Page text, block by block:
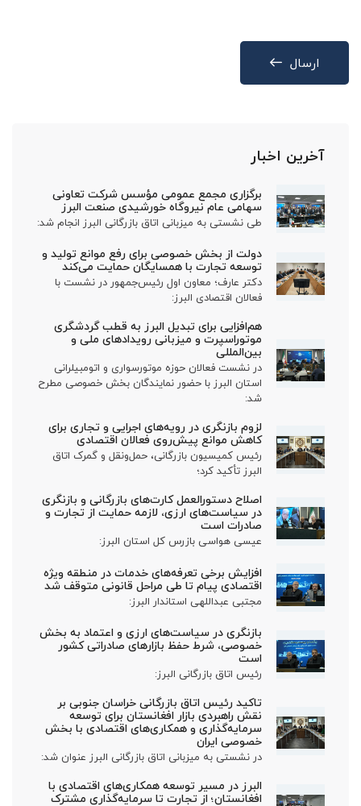
ارسال
آخرین اخبار
برگزاری مجمع عمومی مؤسس شرکت تعاونی
سهامی عام نیروگاه خورشیدی صنعت البرز
طی نشستی به میزبانی اتاق بازرگانی البرز انجام شد:
دولت از بخش خصوصی برای رفع موانع تولید و
توسعه تجارت با همسایگان حمایت می‌کند
دکتر عارف؛ معاون اول رئیس‌جمهور در نشست با
فعالان اقتصادی البرز:
هم‌افزایی برای تبدیل البرز به قطب گردشگری
موتوراسپرت و میزبانی رویدادهای ملی و
بین‌المللی
در نشست فعالان حوزه موتورسواری و اتومبیلرانی
استان البرز با حضور نمایندگان بخش خصوصی مطرح
شد:
لزوم بازنگری در رویه‌های اجرایی و تجاری برای
کاهش موانع پیش‌روی فعالان اقتصادی
رئیس کمیسیون بازرگانی، حمل‌ونقل و گمرک اتاق
البرز تأکید کرد؛
اصلاح دستورالعمل کارت‌های بازرگانی و بازنگری
در سیاست‌های ارزی، لازمه حمایت از تجارت و
صادرات است
عیسی هواسی بازرس کل استان البرز:
افزایش برخی تعرفه‌های خدمات در منطقه ویژه
اقتصادی پیام تا طی مراحل قانونی متوقف شد
مجتبی عبداللهی استاندار البرز:
بازنگری در سیاست‌های ارزی و اعتماد به بخش
خصوصی، شرط حفظ بازارهای صادراتی کشور
است
رئیس اتاق بازرگانی البرز:
تاکید رئیس اتاق بازرگانی خراسان جنوبی بر
نقش راهبردی بازار افغانستان برای توسعه
سرمایه‌گذاری و همکاری‌های اقتصادی با بخش
خصوصی ایران
در نشستی به میزبانی اتاق بازرگانی البرز عنوان شد:
البرز در مسیر توسعه همکاری‌های اقتصادی با
افغانستان؛ از تجارت تا سرمایه‌گذاری مشترک